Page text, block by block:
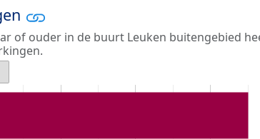
of ouder in de buurt Leuken buitengebied